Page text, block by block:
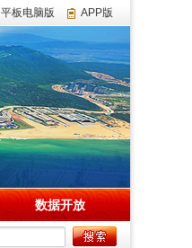
平板电脑版 APP版
数据开放